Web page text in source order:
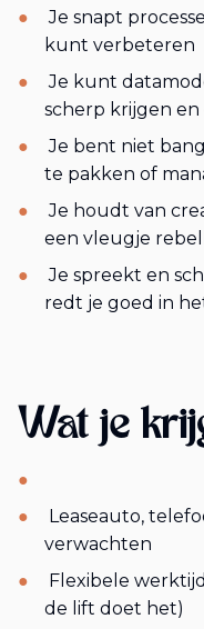
Je snapt
kunt verbeteren
Je kunt
scherp krijgen
Je bent niet
te pakken of
Je houdt van
een vleugje
Je spreekt en
redt je goed in
Wat je
Leaseauto,
verwachten
Flexibele
de lift doet het)